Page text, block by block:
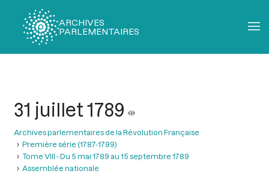
ARCHIVES
PARLEMENTAIRES
31 juillet 1789
Archives parlementaires de la Révolution Française
Première série (1787-1799)
Tome VIII - Du 5 mai 1789 au 15 septembre 1789
Assemblée nationale